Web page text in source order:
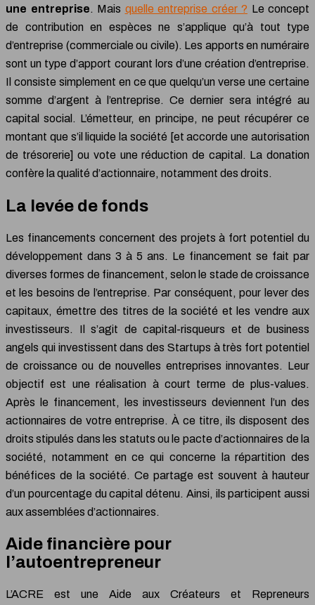
une entreprise. Mais quelle entreprise créer ? Le concept
de contribution en espèces ne s’applique qu’à tout type
d’entreprise (commerciale ou civile). Les apports en numéraire
sont un type d’apport courant lors d’une création d’entreprise.
Il consiste simplement en ce que quelqu’un verse une certaine
somme d’argent à l’entreprise. Ce dernier sera intégré au
capital social. L’émetteur, en principe, ne peut récupérer ce
montant que s’il liquide la société [et accorde une autorisation
de trésorerie] ou vote une réduction de capital. La donation
confère la qualité d’actionnaire, notamment des droits.
La levée de fonds
Les financements concernent des projets à fort potentiel du
développement dans 3 à 5 ans. Le financement se fait par
diverses formes de financement, selon le stade de croissance
et les besoins de l’entreprise. Par conséquent, pour lever des
capitaux, émettre des titres de la société et les vendre aux
investisseurs. Il s’agit de capital-risqueurs et de business
angels qui investissent dans des Startups à très fort potentiel
de croissance ou de nouvelles entreprises innovantes. Leur
objectif est une réalisation à court terme de plus-values.
Après le financement, les investisseurs deviennent l’un des
actionnaires de votre entreprise. À ce titre, ils disposent des
droits stipulés dans les statuts ou le pacte d’actionnaires de la
société, notamment en ce qui concerne la répartition des
bénéfices de la société. Ce partage est souvent à hauteur
d’un pourcentage du capital détenu. Ainsi, ils participent aussi
aux assemblées d’actionnaires.
Aide financière pour
l’autoentrepreneur
L’ACRE est une Aide aux Créateurs et Repreneurs